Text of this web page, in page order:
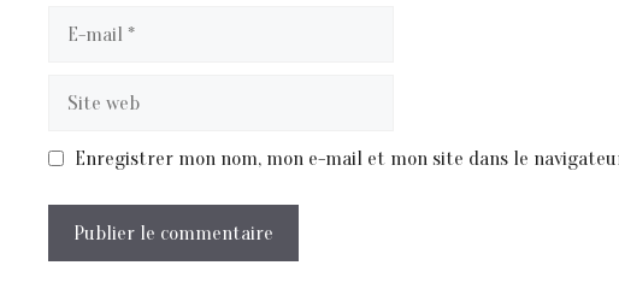
Enregistrer mon nom, mon e-mail et mon site dans le